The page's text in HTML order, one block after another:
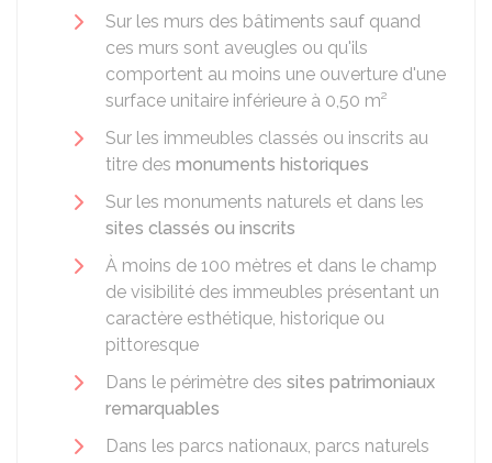
Sur les murs des bâtiments sauf quand
ces murs sont aveugles ou qu'ils
comportent au moins une ouverture d'une
surface unitaire inférieure à 0,50 m²
Sur les immeubles classés ou inscrits au
titre des monuments historiques
Sur les monuments naturels et dans les
sites classés ou inscrits
À moins de 100 mètres et dans le champ
de visibilité des immeubles présentant un
caractère esthétique, historique ou
pittoresque
Dans le périmètre des sites patrimoniaux
remarquables
Dans les parcs nationaux, parcs naturels